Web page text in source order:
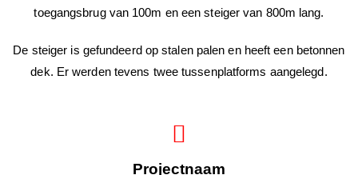
toegangsbrug van 100m en een steiger van 800m lang.
De steiger is gefundeerd op stalen palen en heeft een betonnen
dek. Er werden tevens twee tussenplatforms aangelegd.
Projectnaam